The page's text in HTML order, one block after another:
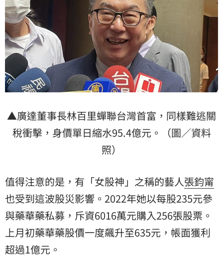
▲廣達董事長林百里蟬聯台灣首富，同樣難逃關
稅衝擊，身價單日縮水95.4億元。（圖／資料
照）
值得注意的是，有「女股神」之稱的藝人張鈞甯
也受到這波股災影響。2022年她以每股235元參
與藥華藥私募，斥資6016萬元購入256張股票。
上月初藥華藥股價一度飆升至635元，帳面獲利
超過1億元。